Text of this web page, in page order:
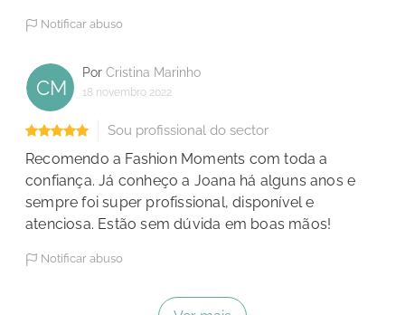
Notificar abuso
CM
Por Cristina Marinho
18 novembro 2022
Sou profissional do sector
Recomendo a Fashion Moments com toda a
confiança. Já conheço a Joana há alguns anos e
sempre foi super profissional, disponível e
atenciosa. Estão sem dúvida em boas mãos!
Notificar abuso